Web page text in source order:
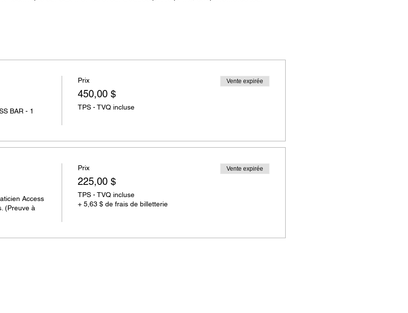
BAR - 1
Prix
450,00 $
TPS - TVQ incluse
Vente expirée
Access
(Preuve à
Prix
225,00 $
TPS - TVQ incluse
+ 5,63 $ de frais de billetterie
Vente expirée